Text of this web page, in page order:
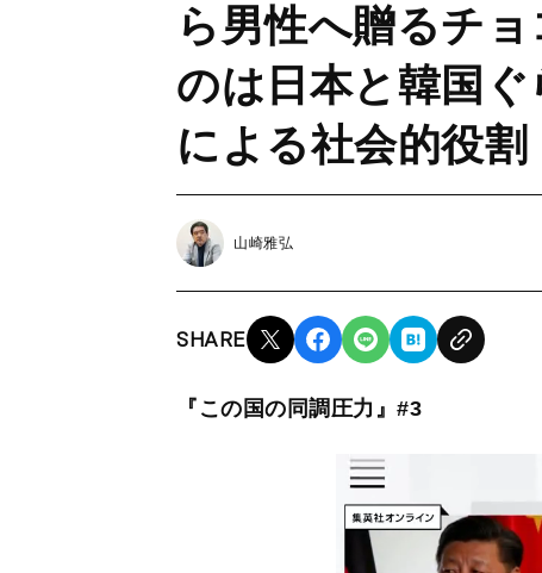
ら男性へ贈るチ
のは日本と韓国
による社会的役割
山崎雅弘
SHARE
『この国の同調圧力』#3